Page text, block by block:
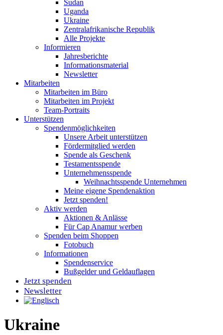
Sudan
Uganda
Ukraine
Zentralafrikanische Republik
Alle Projekte
Informieren
Jahresberichte
Informationsmaterial
Newsletter
Mitarbeiten
Mitarbeiten im Büro
Mitarbeiten im Projekt
Team-Portraits
Unterstützen
Spendenmöglichkeiten
Unsere Arbeit unterstützen
Fördermitglied werden
Spende als Geschenk
Testamentsspende
Unternehmensspende
Weihnachtsspende Unternehmen
Meine eigene Spendenaktion
Jetzt spenden!
Aktiv werden
Aktionen & Anlässe
Für Cap Anamur werben
Spenden beim Shoppen
Fotobuch
Informationen
Spendenservice
Bußgelder und Geldauflagen
Jetzt spenden
Newsletter
Ukraine